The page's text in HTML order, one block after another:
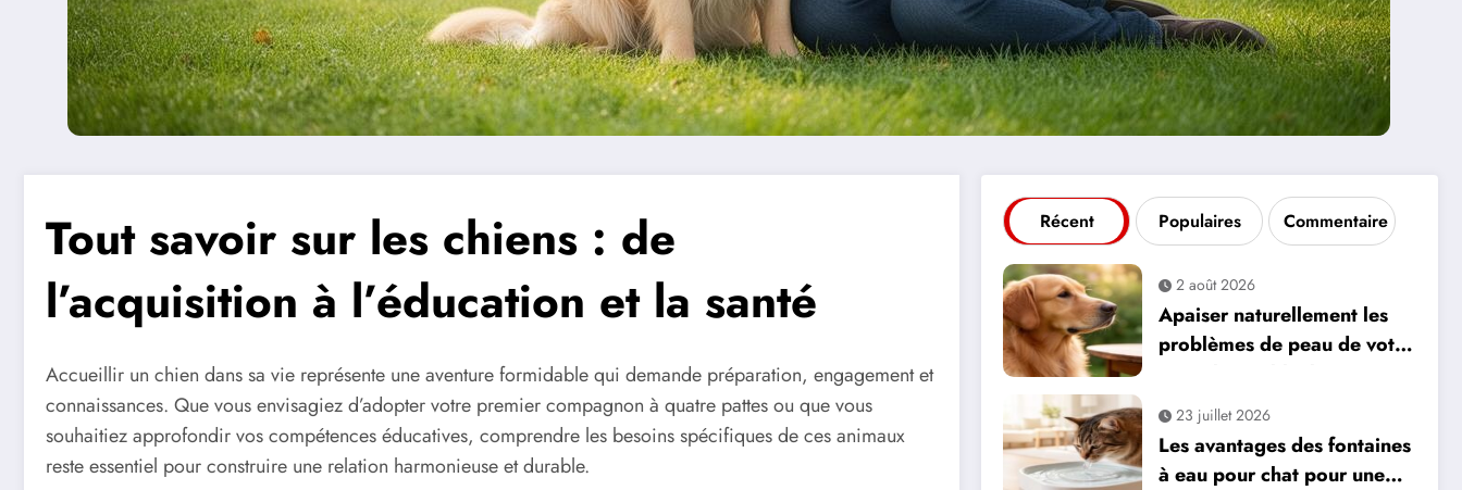
Tout savoir sur les chiens : de
l’acquisition à l’éducation et la santé
Accueillir un chien dans sa vie représente une aventure formidable qui demande préparation, engagement et
connaissances. Que vous envisagiez d’adopter votre premier compagnon à quatre pattes ou que vous
souhaitiez approfondir vos compétences éducatives, comprendre les besoins spécifiques de ces animaux
reste essentiel pour construire une relation harmonieuse et durable.
Récent Populaires Commentaire
2 août 2026
Apaiser naturellement les
problèmes de peau de votre
23 juillet 2026
Les avantages des fontaines
à eau pour chat pour une